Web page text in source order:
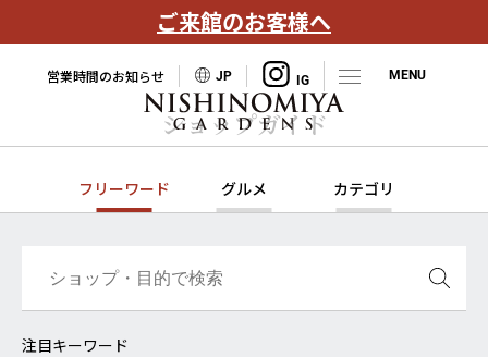
ご来館のお客様へ
営業時間のお知らせ JP
ショップガイド
フリーワード グルメ カテゴリ
注目キーワード